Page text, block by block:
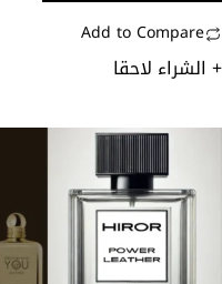
Add to Compare
الشراء لاحقا
نطاق